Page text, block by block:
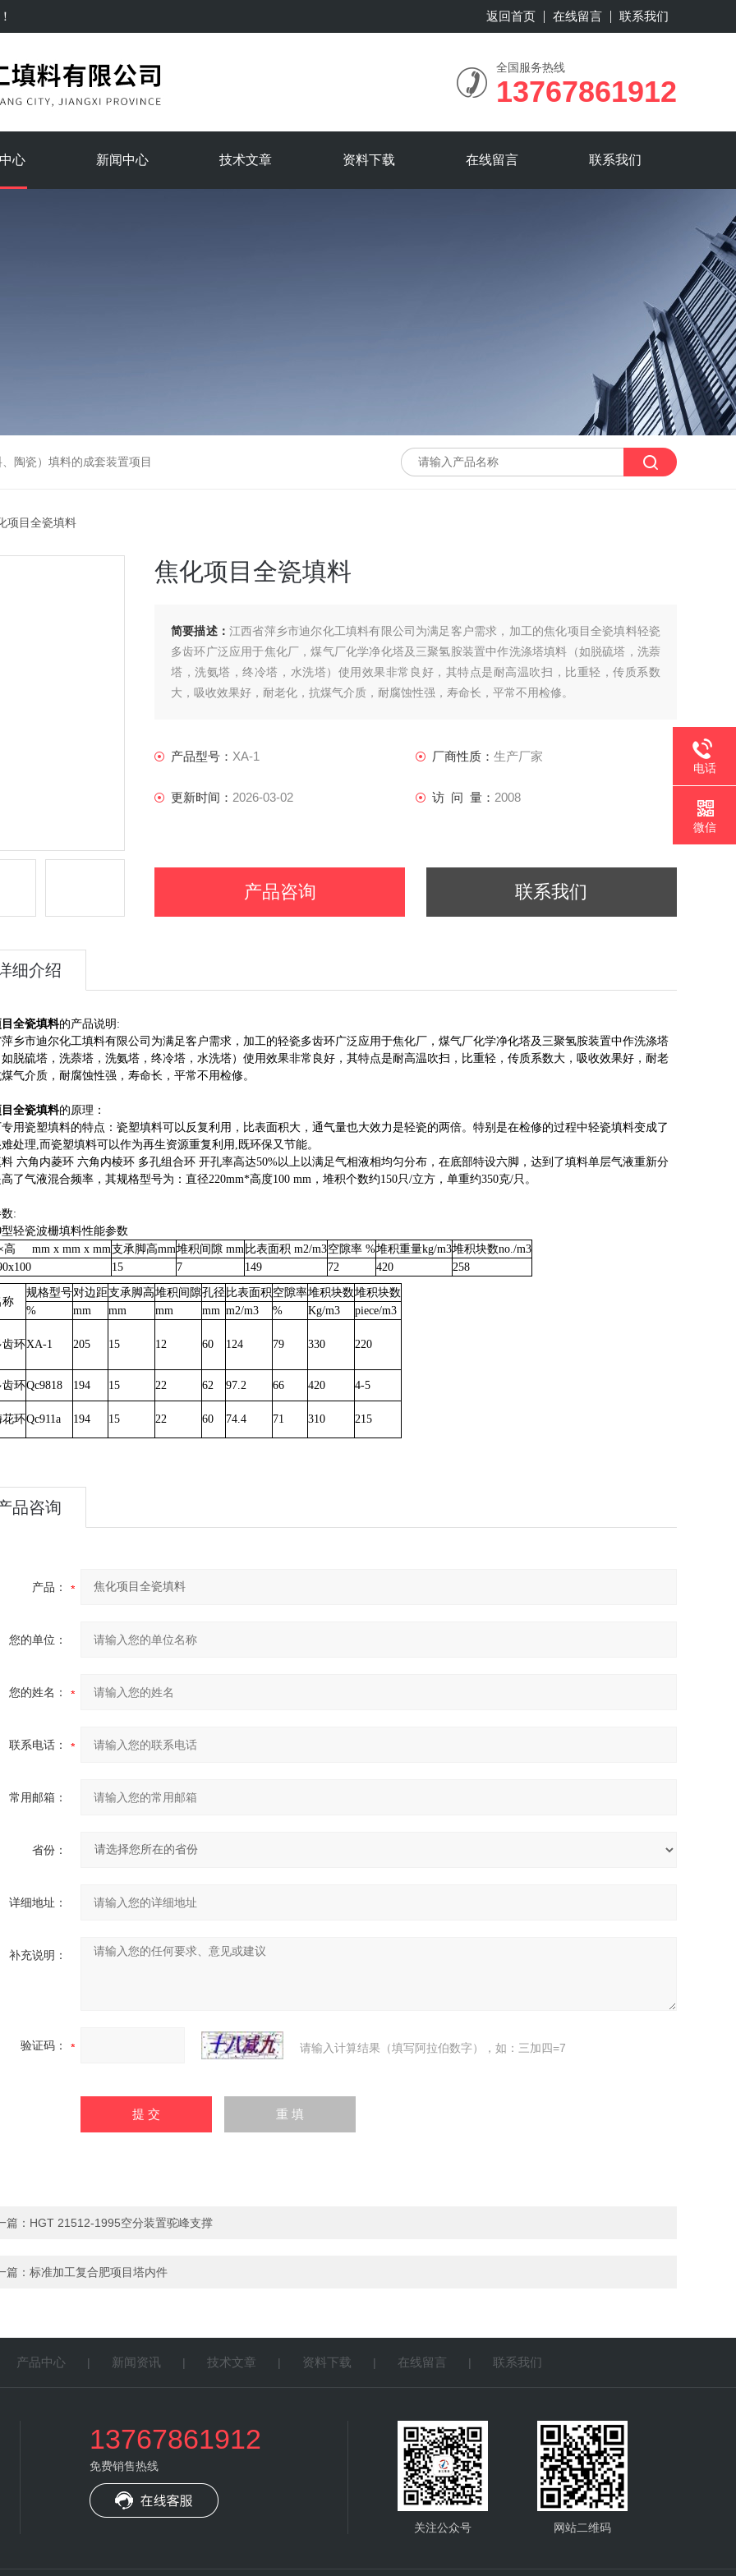
返回首页 在线留言 联系我们
全国服务热线
13767861912
心 新闻中心 技术文章 资料下载 在线留言 联系我们
陶瓷）填料的成套装置项目
目全瓷填料
焦化项目全瓷填料
简要描述： 江西省萍乡市迪尔化工填料有限公司为满足客户需求，加工的焦化项目全瓷填料轻瓷
多齿环广泛应用于焦化厂，煤气厂化学净化塔及三聚氢胺装置中作洗涤塔填料（如脱硫塔，洗萘
塔，洗氨塔，终冷塔，水洗塔）使用效果非常良好，其特点是耐高温吹扫，比重轻，传质系数
大，吸收效果好，耐老化，抗煤气介质，耐腐蚀性强，寿命长，平常不用检修。
产品型号： XA-1 厂商性质： 生产厂家
更新时间： 2026-03-02 访 问 量： 2008
产品咨询 联系我们
细介绍
全瓷填料的产品说明:
乡市迪尔化工填料有限公司为满足客户需求，加工的轻瓷多齿环广泛应用于焦化厂，煤气厂化学净化塔及三聚氢胺装置中作洗涤塔
脱硫塔，洗萘塔，洗氨塔，终冷塔，水洗塔）使用效果非常良好，其特点是耐高温吹扫，比重轻，传质系数大，吸收效果好，耐老
气介质，耐腐蚀性强，寿命长，平常不用检修。
全瓷填料的原理：
用瓷塑填料的特点：瓷塑填料可以反复利用，比表面积大，通气量也大效力是轻瓷的两倍。特别是在检修的过程中轻瓷填料变成了
处理,而瓷塑填料可以作为再生资源重复利用,既环保又节能。
六角内菱环 六角内棱环 多孔组合环 开孔率高达50%以上以满足气相液相均匀分布，在底部特设六脚，达到了填料单层气液重新分
了气液混合频率，其规格型号为：直径220mm*高度100 mm，堆积个数约150只/立方，单重约350克/只。
:
轻瓷波栅填料性能参数
高 mm x mm x mm支承脚高mm堆积间隙 mm 比表面积 m2/m3空隙率 %堆积重量kg/m3堆积块数no./m3
15 7 149 72 420 258
称
规格型号对边距支承脚高堆积间隙孔径 比表面积 空隙率堆积块数堆积块数
%
mm mm mm mm m2/m3 % Kg/m3 piece/m3
齿环XA-1 205 15 12 60 124 79 330 220
齿环Qc9818 194 15 22 62 97.2 66 420 4-5
花环Qc911a 194 15 22 60 74.4 71 310 215
品咨询
产品：
您的单位：
您的姓名：
联系电话：
常用邮箱：
省份：
详细地址：
补充说明：
验证码： 请输入计算结果（填写阿拉伯数字），如：三加四=7
篇： HGT 21512-1995空分装置驼峰支撑
篇： 标准加工复合肥项目塔内件
产品中心 | 新闻资讯 | 技术文章 | 资料下载 | 在线留言 | 联系我们
13767861912
免费销售热线
关注公众号 网站二维码
电话
微信